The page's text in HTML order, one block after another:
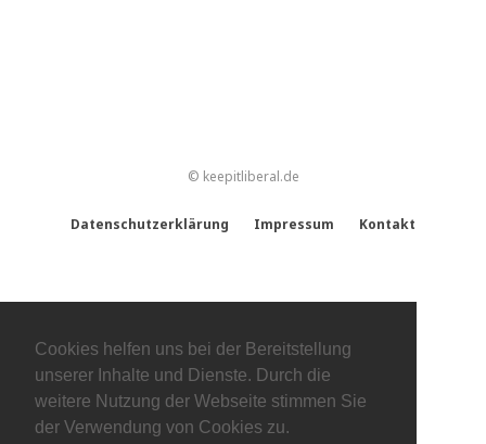
Cookies helfen uns bei der Bereitstellung
unserer Inhalte und Dienste. Durch die
weitere Nutzung der Webseite stimmen Sie
der Verwendung von Cookies zu.
© keepitliberal.de
Datenschutzerklärung Impressum Kontakt